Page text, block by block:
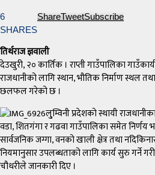
6
SHARES
ShareTweetSubscribe
तिर्थराज ज्ञवाली
देउखुरी, २० कार्तिक । राप्ती गाउँपालिका
राजधानीको लागि स्थान, भौतिक निर्माण स्थल तथा
छलफल गरेको छ ।
लु्म्विनी प्रदेशको स्थायी
वडा, शितगंगा र गढवा गाउँपालिका समेत निर्णय
सार्वजनिक जग्गा, वनको खाली क्षेत्र तथा
नियमानुसार उपलब्धताको लागि कार्य सुरु गर्ने
चौधरीले जानकारी दिए ।